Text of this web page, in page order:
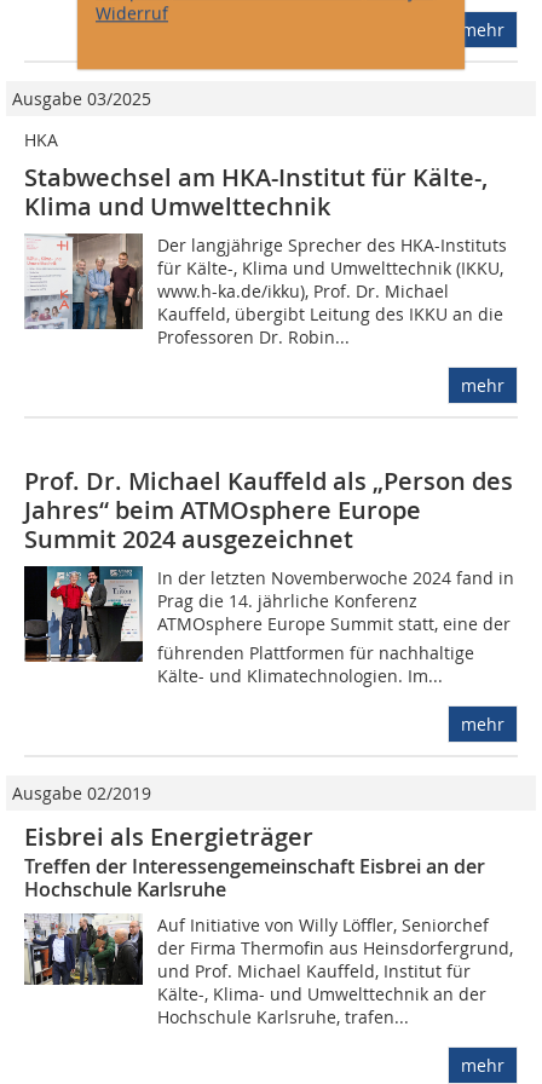
Widerruf
mehr
Ausgabe 03/2025
HKA
Stabwechsel am HKA-Institut für Kälte-,
Klima und Umwelttechnik
Der langjährige Sprecher des HKA-Instituts
für Kälte-, Klima und Umwelttechnik (IKKU,
www.h-ka.de/ikku), Prof. Dr. Michael
Kauffeld, übergibt Leitung des IKKU an die
Professoren Dr. Robin...
mehr
Prof. Dr. Michael Kauffeld als „Person des
Jahres“ beim ATMOsphere Europe
Summit 2024 ausgezeichnet
In der letzten Novemberwoche 2024 fand in
Prag die 14. jährliche Konferenz
ATMOsphere Europe Summit statt, eine der
führenden Plattformen für nachhaltige
Kälte- und Klimatechnologien. Im...
mehr
Ausgabe 02/2019
Eisbrei als Energieträger
Treffen der Interessengemeinschaft Eisbrei an der
Hochschule Karlsruhe
Auf Initiative von Willy Löffler, Seniorchef
der Firma Thermofin aus Heinsdorfergrund,
und Prof. Michael Kauffeld, Institut für
Kälte-, Klima- und Umwelttechnik an der
Hochschule Karlsruhe, trafen...
mehr